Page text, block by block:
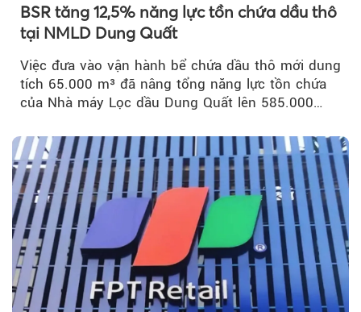
BSR tăng 12,5% năng lực tồn chứa dầu thô
tại NMLD Dung Quất
Việc đưa vào vận hành bể chứa dầu thô mới dung
tích 65.000 m³ đã nâng tổng năng lực tồn chứa
của Nhà máy Lọc dầu Dung Quất lên 585.000